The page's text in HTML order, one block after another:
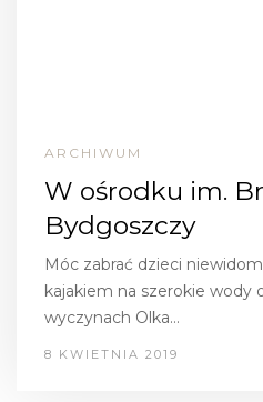
ARCHIWUM
W ośrodku im.
Bydgoszczy
Móc zabrać dzieci
kajakiem na szerokie wody
wyczynach Olka…
8 KWIETNIA 2019